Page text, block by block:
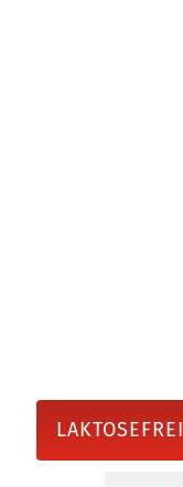
LAKTOSEFREI